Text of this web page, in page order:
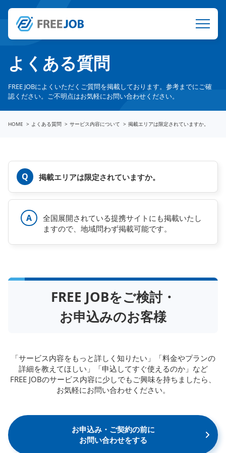
よくある質問
FREE JOBによくいただくご質問を掲載しております。参考までにご確
認ください。ご不明点はお気軽にお問い合わせください。
HOME よくある質問 サービス内容について 掲載エリアは限定されていますか。
掲載エリアは限定されていますか。
全国展開されている提携サイトにも掲載いたし
ますので、地域問わず掲載可能です。
FREE JOBをご検討・
お申込みのお客様
「サービス内容をもっと詳しく知りたい」「料金やプランの
詳細を教えてほしい」「申込してすぐ使えるのか」など
FREE JOBのサービス内容に少しでもご興味を持ちましたら、
お気軽にお問い合わせください。
お申込み・ご契約の前に
お問い合わせをする